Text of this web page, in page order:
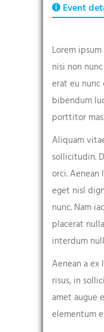
Event
Lorem
nisi non
erat eu nunc
bibendum
porttitor
Aliquam
sollicitudin.
orci.
eget nisl
nunc. Nam
placerat
interdum
Aenean a
risus, in
amet augue
elementum
First name*
Your email*
Address*